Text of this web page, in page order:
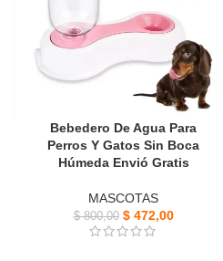
Bebedero De Agua Para
Perros Y Gatos Sin Boca
Húmeda Envió Gratis
MASCOTAS
$800,00 $472,00